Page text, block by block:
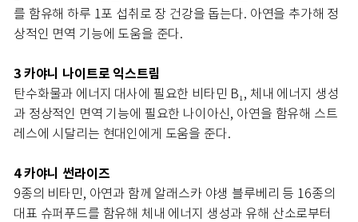
를 함유해 하루 1포 섭취로 장 건강을 돕는다. 아연을 추가해 정
상적인 면역 기능에 도움을 준다.
3 카야니 나이트로 익스트림
탄수화물과 에너지 대사에 필요한 비타민 B₁, 체내 에너지 생성
과 정상적인 면역 기능에 필요한 나이아신, 아연을 함유해 스트
레스에 시달리는 현대인에게 도움을 준다.
4 카야니 썬라이즈
9종의 비타민, 아연과 함께 알래스카 야생 블루베리 등 16종의
대표 슈퍼푸드를 함유해 체내 에너지 생성과 유해 산소로부터